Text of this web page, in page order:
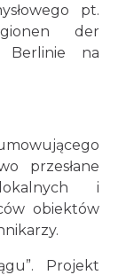
pt.
der
Berlinie na
przesłane
i
obiektów
Projekt